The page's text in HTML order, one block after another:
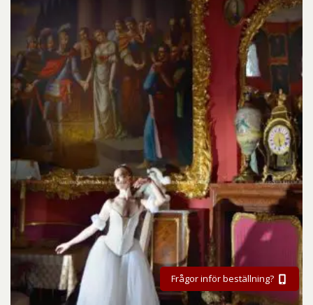
Frågor inför beställning?